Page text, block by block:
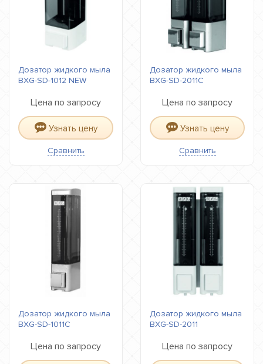
Дозатор жидкого мыла
BXG-SD-1012 NEW
Цена по запросу
Узнать цену
Сравнить
Дозатор жидкого мыла
BXG-SD-2011С
Цена по запросу
Узнать цену
Сравнить
Дозатор жидкого мыла
BXG-SD-1011С
Цена по запросу
Дозатор жидкого мыла
BXG-SD-2011
Цена по запросу